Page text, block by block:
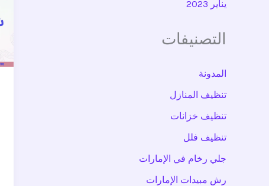
يناير 2023
التصنيفات
المدونة
تنظيف المنازل
تنظيف خزانات
تنظيف فلل
جلي رخام في الإمارات
رش مبيدات الإمارات